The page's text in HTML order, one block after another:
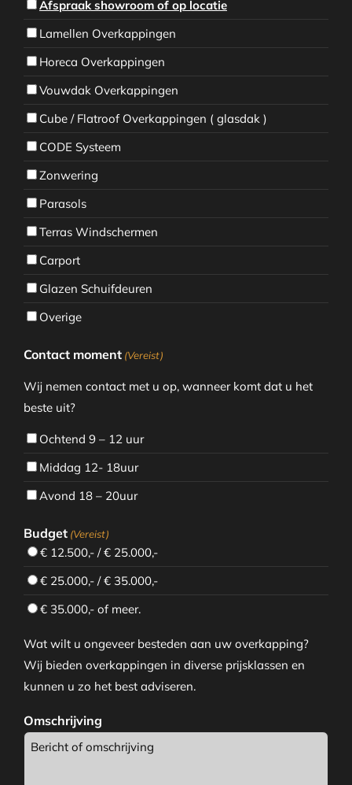
Afspraak showroom of op locatie
Lamellen Overkappingen
Horeca Overkappingen
Vouwdak Overkappingen
Cube / Flatroof Overkappingen ( glasdak )
CODE Systeem
Zonwering
Parasols
Terras Windschermen
Carport
Glazen Schuifdeuren
Overige
Contact moment (Vereist)
Wij nemen contact met u op, wanneer komt dat u het
beste uit?
Ochtend 9 – 12 uur
Middag 12- 18uur
Avond 18 – 20uur
Budget (Vereist)
€ 12.500,- / € 25.000,-
€ 25.000,- / € 35.000,-
€ 35.000,- of meer.
Wat wilt u ongeveer besteden aan uw overkapping?
Wij bieden overkappingen in diverse prijsklassen en
kunnen u zo het best adviseren.
Omschrijving